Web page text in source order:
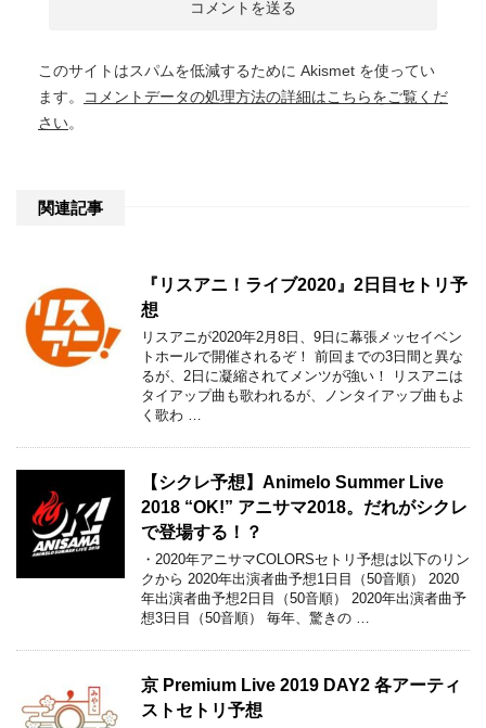
このサイトはスパムを低減するために Akismet を使ってい
ます。
コメントデータの処理方法の詳細はこちらをご覧くだ
さい。
関連記事
『リスアニ！ライブ2020』2日目セトリ予
想
リスアニが2020年2月8日、9日に幕張メッセイベン
トホールで開催されるぞ！ 前回までの3日間と異な
るが、2日に凝縮されてメンツが強い！ リスアニは
タイアップ曲も歌われるが、ノンタイアップ曲もよ
く歌わ …
【シクレ予想】Animelo Summer Live
2018 “OK!” アニサマ2018。だれがシクレ
で登場する！？
・2020年アニサマCOLORSセトリ予想は以下のリン
クから 2020年出演者曲予想1日目（50音順） 2020
年出演者曲予想2日目（50音順） 2020年出演者曲予
想3日目（50音順） 毎年、驚きの …
京 Premium Live 2019 DAY2 各アーティ
ストセトリ予想